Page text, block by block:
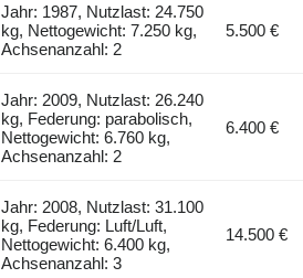
Jahr: 1987, Nutzlast: 24.750
kg, Nettogewicht: 7.250 kg,
Achsenanzahl: 2
5.500 €
Jahr: 2009, Nutzlast: 26.240
kg, Federung: parabolisch,
Nettogewicht: 6.760 kg,
Achsenanzahl: 2
6.400 €
Jahr: 2008, Nutzlast: 31.100
kg, Federung: Luft/Luft,
Nettogewicht: 6.400 kg,
Achsenanzahl: 3
14.500 €